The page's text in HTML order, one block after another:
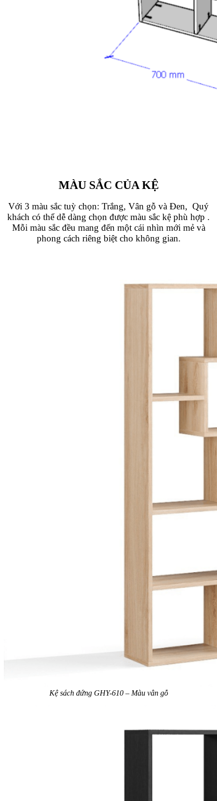
MÀU SẮC CỦA KỆ
Với 3 màu sắc tuỳ chọn: Trắng, Vân gỗ và Đen, Quý
khách có thể dễ dàng chọn được màu sắc kệ phù hợp .
Mỗi màu sắc đều mang đến một cái nhìn mới mẻ và
phong cách riêng biệt cho không gian.
Kệ sách đứng GHY-610 – Màu vân gỗ